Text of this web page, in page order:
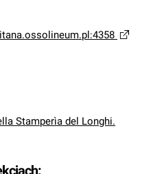
Stamperìa del Longhi.